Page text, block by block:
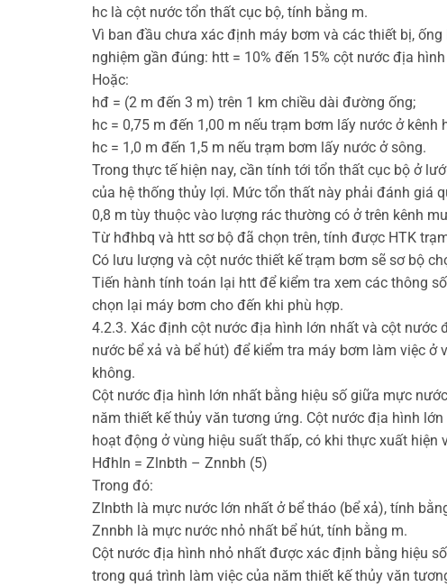
hc là cột nước tổn thất cục bộ, tính bằng m.
Vì ban đầu chưa xác định máy bơm và các thiết bị,
nghiệm gần đúng: htt = 10% đến 15% cột nước địa
Hoặc:
hđ = (2 m đến 3 m) trên 1 km chiều dài đường ống;
hc = 0,75 m đến 1,00 m nếu trạm bơm lấy nước ở kênh
hc = 1,0 m đến 1,5 m nếu trạm bơm lấy nước ở sông.
Trong thực tế hiện nay, cần tính tới tổn thất cục bộ ở
của hệ thống thủy lợi. Mức tổn thất này phải đánh giá
0,8 m tùy thuộc vào lượng rác thường có ở trên kênh
Từ hđhbq và htt sơ bộ đã chọn trên, tính được HTK
Có lưu lượng và cột nước thiết kế trạm bơm sẽ sơ bộ
Tiến hành tính toán lại htt để kiểm tra xem các thông
chọn lại máy bơm cho đến khi phù hợp.
4.2.3. Xác định cột nước địa hình lớn nhất và cột
nước bể xả và bể hút) để kiểm tra máy bơm làm việc
không.
Cột nước địa hình lớn nhất bằng hiệu số giữa mực
năm thiết kế thủy văn tương ứng. Cột nước địa hình
hoạt động ở vùng hiệu suất thấp, có khi thực xuất
Hđhln = Zlnbth – Znnbh (5)
Trong đó:
Zlnbth là mực nước lớn nhất ở bể tháo (bể xả), tính
Znnbh là mực nước nhỏ nhất bể hút, tính bằng m.
Cột nước địa hình nhỏ nhất được xác định bằng hiệu
trong quá trình làm việc của năm thiết kế thủy văn